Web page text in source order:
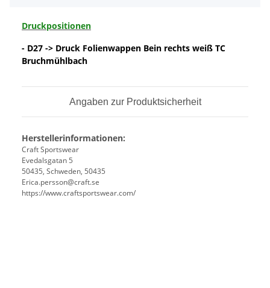
Druckpositionen
- D27 -> Druck Folienwappen Bein rechts weiß TC
Bruchmühlbach
Angaben zur Produktsicherheit
Herstellerinformationen:
Craft Sportswear
Evedalsgatan 5
50435, Schweden, 50435
Erica.persson@craft.se
https://www.craftsportswear.com/